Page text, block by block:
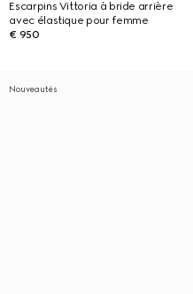
Escarpins Vittoria à bride arrière
avec élastique pour femme
€ 950
Nouveautés